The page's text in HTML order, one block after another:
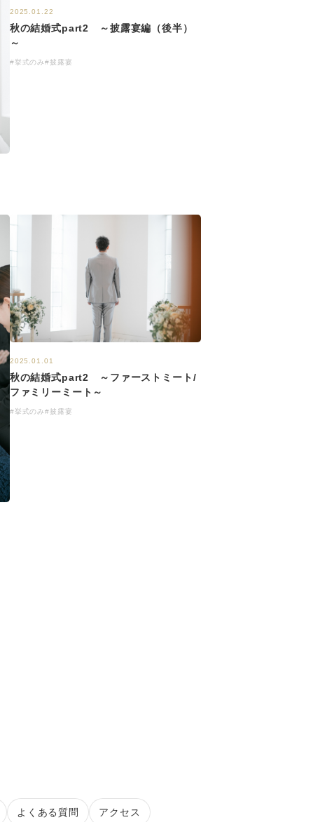
2025.01.22
秋の結婚式part2 ～披露宴編（後半）
～
#挙式のみ#披露宴
2025.01.01
秋の結婚式part2 ～ファーストミート/
ファミリーミート～
#挙式のみ#披露宴
よくある質問 アクセス